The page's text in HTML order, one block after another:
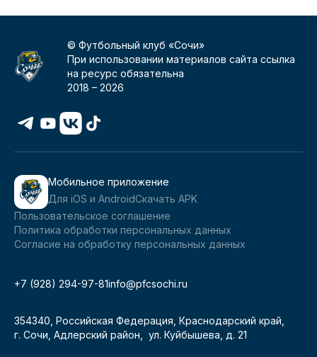
© Футбольный клуб «Сочи»
При использовании материалов сайта ссылка
на ресурс обязательна
2018 –2026
Мобильное приложение
Для iOS и AndroidСкачать APK
Пользовательское соглашение
Политика обработки персональных данных
Согласие на обработку персональных данных
+7 (928) 294-97-81info@pfcsochi.ru
354340, Российская Федерация, Краснодарский край,
г. Сочи, Адлерский район, ул. Куйбышева, д. 21